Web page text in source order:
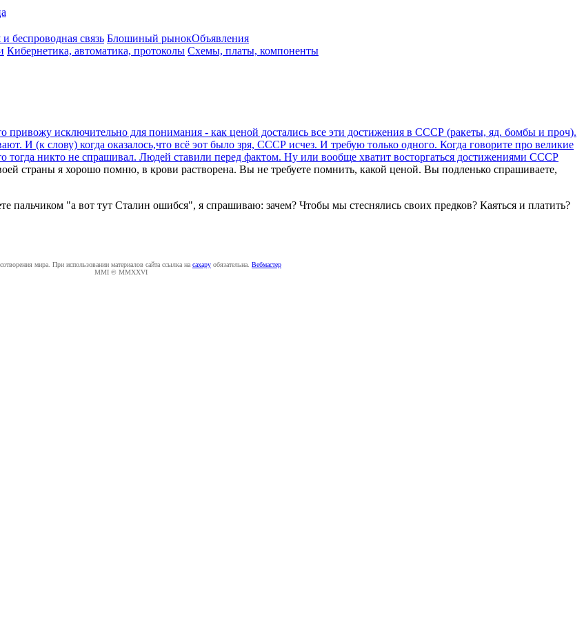
беспроводная связь Блошиный рынокОбъявления
Кибернетика, автоматика, протоколы Схемы, платы, компоненты
привожу исключительно для понимания - как ценой достались все эти достижения в СССР (ракеты, яд. бомбы и проч).
И (к слову) когда оказалось,что всё эот было зря, СССР исчез. И требую только одного. Когда говорите про великие
тогда никто не спрашивал. Людей ставили перед фактом. Ну или вообще хватит восторгаться достижениями СССР
страны я хорошо помню, в крови растворена. Вы не требуете помнить, какой ценой. Вы подленько спрашиваете,
пальчиком "а вот тут Сталин ошибся", я спрашиваю: зачем? Чтобы мы стеснялись своих предков? Каяться и платить?
мира. При использовании материалов сайта ссылка на caxapу обязательна. Вебмастер
MMI © MMXXVI